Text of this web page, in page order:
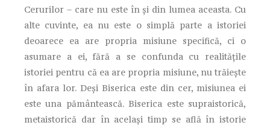
Cerurilor – care nu este în şi din lumea aceasta. Cu
alte cuvinte, ea nu este o simplă parte a istoriei
deoarece ea are propria misiune specifică, ci o
asumare a ei, fără a se confunda cu realităţile
istoriei pentru că ea are propria misiune, nu trăieşte
în afara lor. Deşi Biserica este din cer, misiunea ei
este una pământească. Biserica este supraistorică,
metaistorică dar în acelaşi timp se află în istorie